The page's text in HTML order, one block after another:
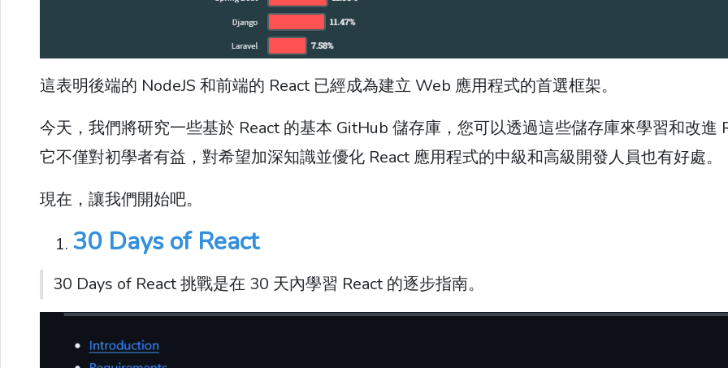
這表明後端的 NodeJS 和前端的 React 已經成為建立 Web 應用程式的首選框架。
今天，我們將研究一些基於 React 的基本 GitHub 儲存庫，您可以透過這些儲存庫來學習和改進
它不僅對初學者有益，對希望加深知識並優化 React 應用程式的中級和高級開發人員也有好處。
現在，讓我們開始吧。
30 Days of React
30 Days of React 挑戰是在 30 天內學習 React 的逐步指南。